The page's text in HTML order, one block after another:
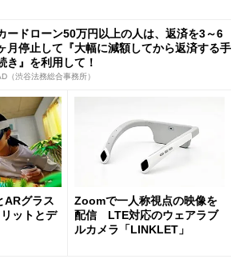
ードローン50万円以上の人は、返済を3～6
月停止して『大幅に減額してから返済する手
き』を利用して！
（渋谷法務総合事務所）
ARグラス
ットとデ
Zoomで一人称視点の映像を
配信 LTE対応のウェアラブ
ルカメラ「LINKLET」